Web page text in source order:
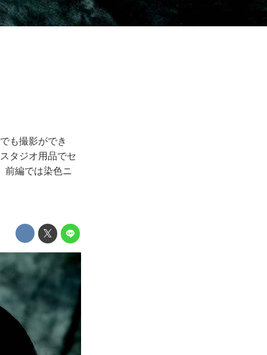
も撮影ができ
タジオ用品でセ
前編では染色ニ